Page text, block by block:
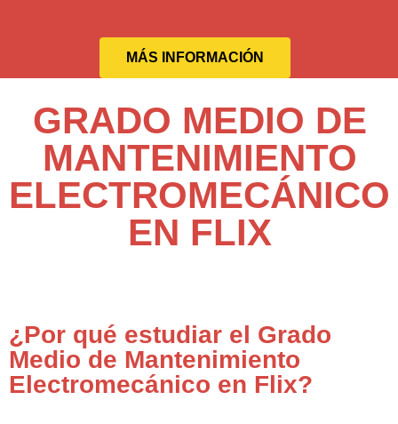
MÁS INFORMACIÓN
GRADO MEDIO DE
MANTENIMIENTO
ELECTROMECÁNICO
EN FLIX
¿Por qué estudiar el Grado
Medio de Mantenimiento
Electromecánico en Flix?